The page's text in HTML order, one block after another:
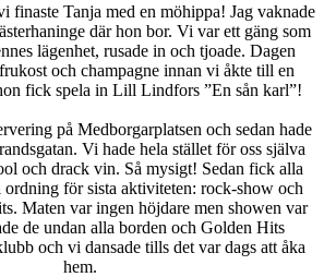
finaste Tanja med en möhippa! Jag vaknade
där hon bor. Vi var ett gäng som
lägenhet, rusade in och tjoade. Dagen
och champagne innan vi åkte till en
fick spela in Lill Lindfors ”En sån karl”!
på Medborgarplatsen och sedan hade
Vi hade hela stället för oss själva
och drack vin. Så mysigt! Sedan fick alla
ordning för sista aktiviteten: rock-show och
Maten var ingen höjdare men showen var
de undan alla borden och Golden Hits
och vi dansade tills det var dags att åka
hem.